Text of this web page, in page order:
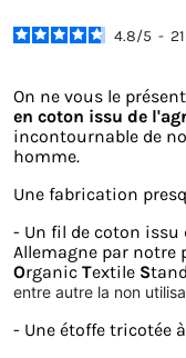
4.8/5 - 21
On ne vous le
en coton issu de
incontournable de
homme.
Une fabrication
- Un fil de coton issu
Allemagne par notre
Organic Textile S
entre autre la non
- Une étoffe tricotée